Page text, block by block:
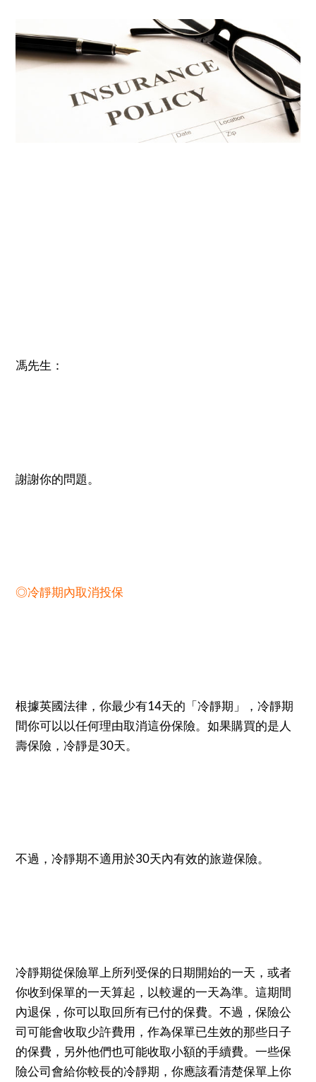
馮先生：
謝謝你的問題。
◎冷靜期內取消投保
根據英國法律，你最少有14天的「冷靜期」，冷靜期
間你可以以任何理由取消這份保險。如果購買的是人
壽保險，冷靜是30天。
不過，冷靜期不適用於30天內有效的旅遊保險。
冷靜期從保險單上所列受保的日期開始的一天，或者
你收到保單的一天算起，以較遲的一天為準。這期間
內退保，你可以取回所有已付的保費。不過，保險公
司可能會收取少許費用，作為保單已生效的那些日子
的保費，另外他們也可能收取小額的手續費。一些保
險公司會給你較長的冷靜期，你應該看清楚保單上你